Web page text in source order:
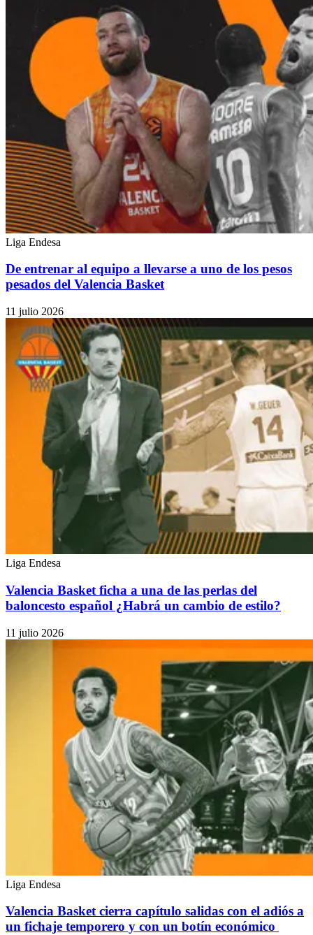
Liga Endesa
De entrenar al equipo a llevarse a uno de los pesos
pesados del Valencia Basket
11 julio 2026
Liga Endesa
Valencia Basket ficha a una de las perlas del
baloncesto español ¿Habrá un cambio de estilo?
11 julio 2026
Liga Endesa
Valencia Basket cierra capítulo salidas con el adiós a
un fichaje temporero y con un botín económico